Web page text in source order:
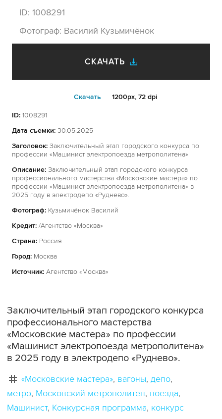
ID: 1008291
Фотограф: Василий Кузьмичёнок
СКАЧАТЬ
Cкачать 1200px, 72 dpi
ID: 1008291
Дата съемки: 30.05.2025
Заголовок: Заключительный этап городского конкурса по
профессии «Машинист электропоезда метрополитена»
Описание: Заключительный этап городского конкурса
профессионального мастерства «Московские мастера» по
профессии «Машинист электропоезда метрополитена» в
2025 году в электродепо «Руднево».
Фотограф: Кузьмичёнок Василий
Кредит: /Агентство «Москва»
Страна: Россия
Город: Москва
Источник: Агентство «Москва»
Заключительный этап городского конкурса
профессионального мастерства
«Московские мастера» по профессии
«Машинист электропоезда метрополитена»
в 2025 году в электродепо «Руднево».
«Московские мастера» вагоны депо
метро Московский метрополитен поезда
Машинист Конкурсная программа конкурс